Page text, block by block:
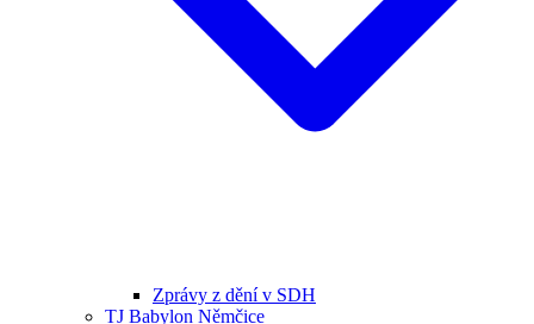
Zprávy z dění v SDH
TJ Babylon Němčice